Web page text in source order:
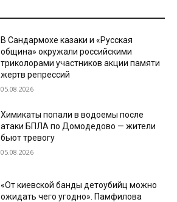
В Сандармохе казаки и «Русская
община» окружали российскими
триколорами участников акции памяти
жертв репрессий
05.08.2026
Химикаты попали в водоемы после
атаки БПЛА по Домодедово — жители
бьют тревогу
05.08.2026
«От киевской банды детоубийц можно
ожидать чего угодно». Памфилова